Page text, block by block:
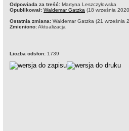
metryczka
Odpowiada za treść: Martyna Leszczyłowska
Opublikował: Waldemar Gatzka (18 września
Ostatnia zmiana: Waldemar Gatzka (21 września
Zmieniono:Aktualizacja
Liczba odsłon: 1739